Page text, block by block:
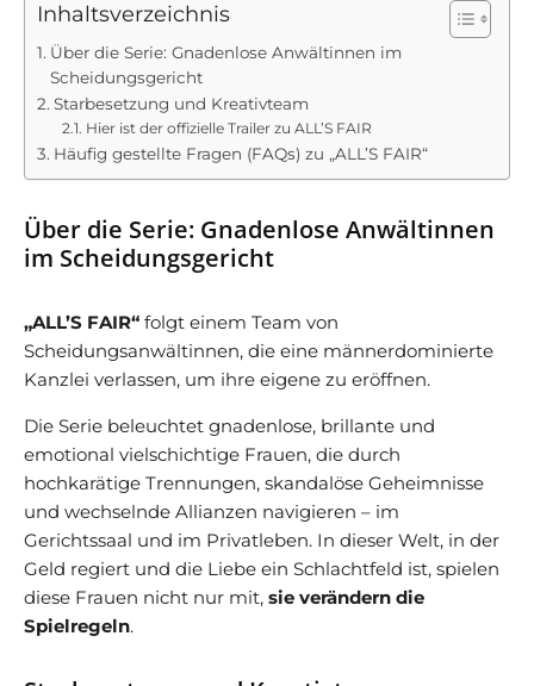
Inhaltsverzeichnis
Über die Serie: Gnadenlose Anwältinnen im
Scheidungsgericht
Starbesetzung und Kreativteam
Hier ist der offizielle Trailer zu ALL’S FAIR
Häufig gestellte Fragen (FAQs) zu „ALL’S FAIR“
Über die Serie: Gnadenlose Anwältinnen
im Scheidungsgericht
„ALL’S FAIR“ folgt einem Team von
Scheidungsanwältinnen, die eine männerdominierte
Kanzlei verlassen, um ihre eigene zu eröffnen.
Die Serie beleuchtet gnadenlose, brillante und
emotional vielschichtige Frauen, die durch
hochkarätige Trennungen, skandalöse Geheimnisse
und wechselnde Allianzen navigieren – im
Gerichtssaal und im Privatleben. In dieser Welt, in der
Geld regiert und die Liebe ein Schlachtfeld ist, spielen
diese Frauen nicht nur mit, sie verändern die
Spielregeln.